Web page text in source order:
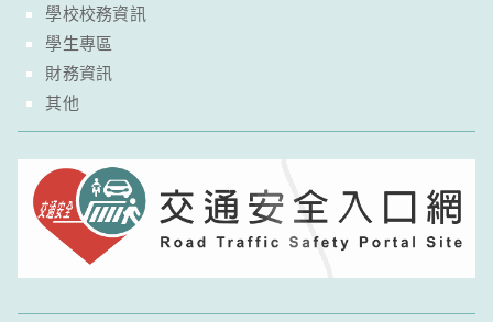
學校校務資訊
學生專區
財務資訊
其他